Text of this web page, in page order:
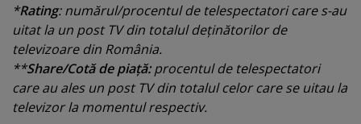
*Rating: numărul/procentul de telespectatori care s-au
uitat la un post TV din totalul deţinătorilor de
televizoare din România.
**Share/Cotă de piaţă:procentul de telespectatori
care au ales un post TV din totalul celor care se uitau la
televizor la momentul respectiv.